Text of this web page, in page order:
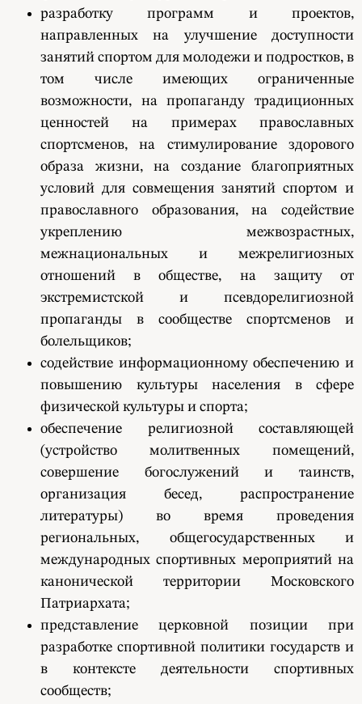
разработку программ и проектов,
направленных на улучшение доступности
занятий спортом для молодежи и подростков, в
том числе имеющих ограниченные
возможности, на пропаганду традиционных
ценностей на примерах православных
спортсменов, на стимулирование здорового
образа жизни, на создание благоприятных
условий для совмещения занятий спортом и
православного образования, на содействие
укреплению межвозрастных,
межнациональных и межрелигиозных
отношений в обществе, на защиту от
экстремистской и псевдорелигиозной
пропаганды в сообществе спортсменов и
болельщиков;
содействие информационному обеспечению и
повышению культуры населения в сфере
физической культуры и спорта;
обеспечение религиозной составляющей
(устройство молитвенных помещений,
совершение богослужений и таинств,
организация бесед, распространение
литературы) во время проведения
региональных, общегосударственных и
международных спортивных мероприятий на
канонической территории Московского
Патриархата;
представление церковной позиции при
разработке спортивной политики государств и
в контексте деятельности спортивных
сообществ;